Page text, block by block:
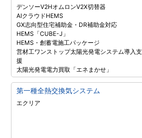
デンソーV2HオムロンV2X切替器
AIクラウドHEMS
GX志向型住宅補助金・DR補助金対応
HEMS「CUBE-J」
HEMS・創蓄電施工パッケージ
営材工ワンストップ太陽光発電システム導入支
援
太陽光発電電力買取「エネまかせ」
第一種全熱交換気システム
エクリア